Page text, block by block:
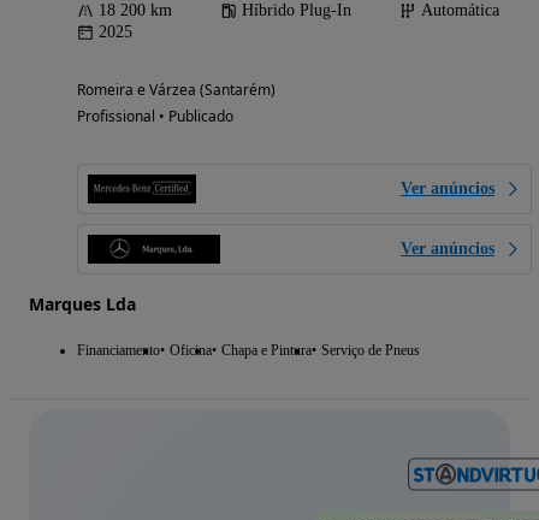
18 200 km Híbrido Plug-In
Automática
2025
Romeira e Várzea (Santarém)
Profissional • Publicado
Ver anúncios
Ver anúncios
Marques Lda
Financiamento Oficina Chapa e Pintura Serviço de Pneus